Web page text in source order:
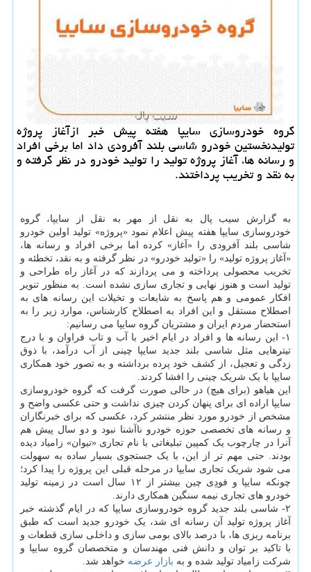
گروه خودروسازی سایپا هفته پیش خبر ازآغاز پروژه
تولیدنخستین خودرو شاسی بلند آفرودی داد اما برخی افراد
و رسانه ها، آغاز پروژه تولید را تولید خودرو در نظر گرفته و
به نقد و تخریب پرداختند.
به گزارش سیب پال به نقل از مهر به نقل از سایپا، گروه
خودروسازی سایپا هفته پیش اعلام نمود «پروژه» تولید اولین خودرو
شاسی بلند آفرودی را «آغاز» کرده اما برخی افراد و رسانه ها،
«آغاز پروژه تولید» را «تولید خودرو» در نظر گرفته و به نقد، تخطئه و
تخریب محصولی پرداخته و می پردازند که در آغاز راه طراحی و
تولید است و هنوز نهایی و تجاری سازی نشده است. به منظور تنویر
افکار عمومی و هم پاسخ به شایعات و تخیلات این رسانه های به
اصطلاح مستقل و این افراد به اصطلاح کارشناس، موارد زیر را به
استحضار مردم ایران و مشتریان گروه سایپا می رسانیم:
۱- این رسانه ها و افراد در ایام اخیر با آب و تاب فراوان و با درج
تیترهایی مثل شاسی بلند جدید سایپا چینی از آب درآمد، با ذوق
زدگی و تعجیل، از کشف خود پرده برداشته و به تصور خود همکاری
سایپا با یک شریک چینی را افشا کردند.
این هیاهو (برای هیچ) در حالی صورت گرفت که گروه خودروسازی
سایپا اراده ای برای پنهان کردن چیزی نداشت و حتی عکسی واضح و
مشخص از خودرو مورد نظر منتشر کرد، عکسی که برای خبرنگاران
و رسانه های تخصصی حوزه خودرو ناآشنا نبود و دو سال پیش هم
آنرا در چارچوب یک کمپین تبلیغاتی با نام تجاری «تیوان» زامیاد دیده
بودند. حتی مهم تر از این، با یک جستجوی بسیار ساده به سهولت
می شود شریک تجاری سایپا در مرحله قبلی این پروژه را پیدا کرد؛
چونکه سایپا و فودِی چین بیشتر از ۱۲ سال است در زمینه تولید
خودرو های تجاری نیمه سنگین همکاری دارند.
۲- شاسی بلند جدید گروه خودروسازی سایپا که در ایام گذشته خبر
آغاز پروژه تولید آن رسانه ای شد، یک خودرو جدید است که طبق
برنامه ریزی ها، با درصد بالای بومی سازی و داخلی سازی قطعات و
با تاکید بر توان و دانش فنی مهندسان و متخصصان گروه سایپا و
شرکت زامیاد تولید شده و به بازار عرضه خواهد شد.